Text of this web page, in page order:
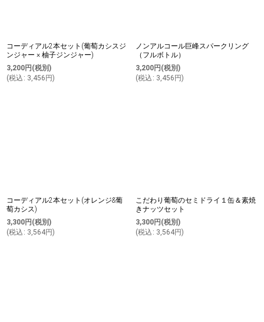
コーディアル2本セット(葡萄カシスジ
ンジャー × 柚子ジンジャー)
3,200円 (税別)
(税込 : 3,456 円)
ノンアルコール巨峰スパークリング
（フルボトル）
3,200円 (税別)
(税込 : 3,456 円)
コーディアル2本セット(オレンジ&葡
萄カシス)
3,300円 (税別)
(税込 : 3,564円)
こだわり葡萄のセミドライ１缶＆素焼
きナッツセット
3,300円 (税別)
(税込 : 3,564円)